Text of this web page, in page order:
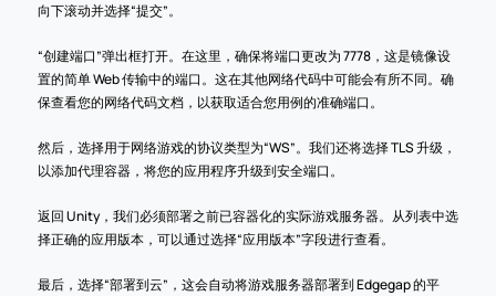
向下滚动并选择“提交”。
“创建端口”弹出框打开。在这里，确保将端口更改为 7778，这是镜像设
置的简单 Web 传输中的端口。这在其他网络代码中可能会有所不同。确
保查看您的网络代码文档，以获取适合您用例的准确端口。
然后，选择用于网络游戏的协议类型为“WS”。我们还将选择 TLS 升级，
以添加代理容器，将您的应用程序升级到安全端口。
返回 Unity，我们必须部署之前已容器化的实际游戏服务器。从列表中选
择正确的应用版本，可以通过选择“应用版本”字段进行查看。
最后，选择“部署到云”，这会自动将游戏服务器部署到 Edgegap 的平